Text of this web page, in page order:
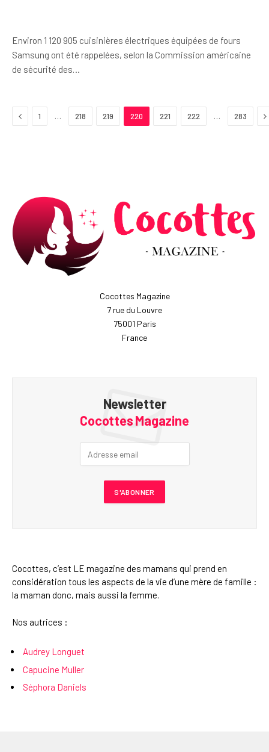
Environ 1 120 905 cuisinières électriques équipées de fours
Samsung ont été rappelées, selon la Commission américaine
de sécurité des…
Previous
1 218 219 220 221 222 283
Cocottes Magazine
7 rue du Louvre
75001 Paris
France
Newsletter
Cocottes Magazine
Cocottes, c’est LE magazine des mamans qui prend en
considération tous les aspects de la vie d’une mère de famille :
la maman donc, mais aussi la femme.
Nos autrices :
Audrey Longuet
Capucine Muller
Séphora Daniels